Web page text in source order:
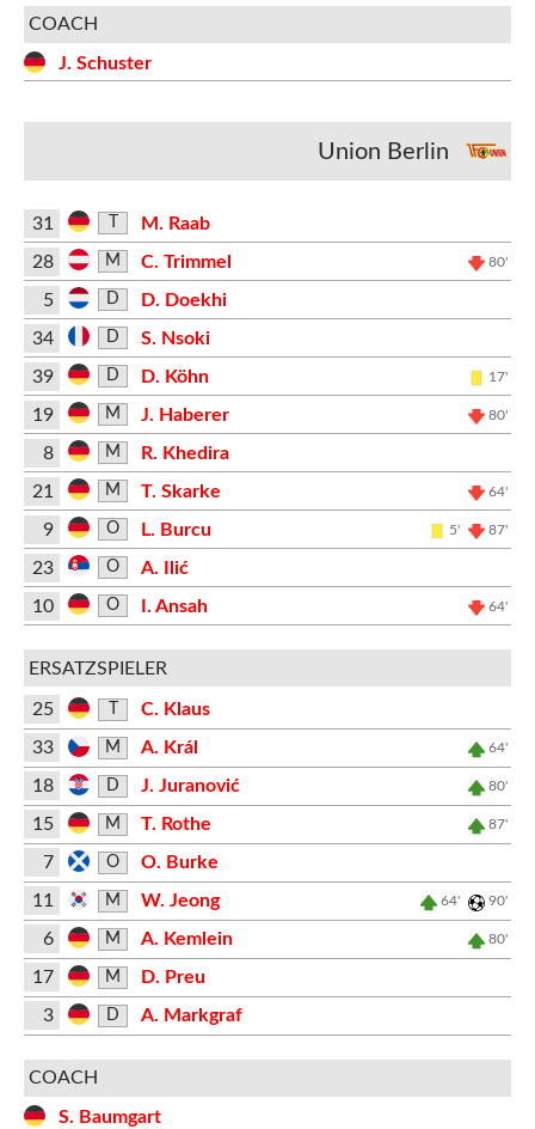
COACH
J. Schuster
Union Berlin
31
M. Raab
28
M C. Trimmel 80'
5 D
D. Doekhi
34
D
S. Nsoki
39
D D. Köhn 17'
19 M J. Haberer 80'
8 M
R. Khedira
21
M T. Skarke 64'
9 O L. Burcu 5' 87'
23 O
A. Ilić
10
O I. Ansah 64'
ERSATZSPIELER
25
C. Klaus
33
M A. Král 64'
18 D J. Juranović 80'
15 M T. Rothe 87'
7 O
O. Burke
11
M W. Jeong 64' 90'
6 M A. Kemlein 80'
17 M
D. Preu
3
D A. Markgraf
COACH
S. Baumgart